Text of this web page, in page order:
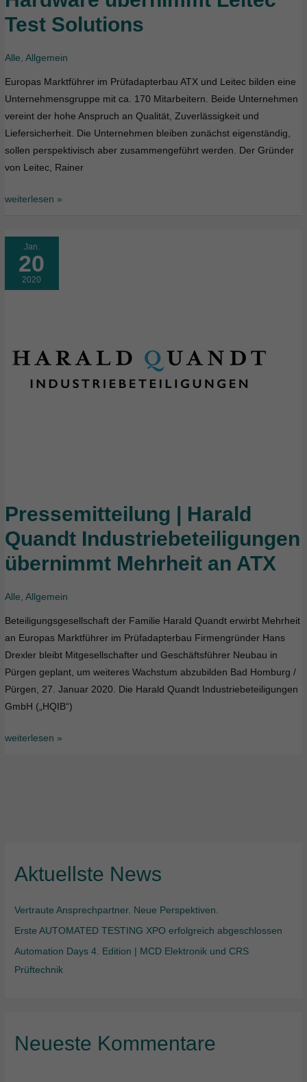
Test Solutions
Alle ,Allgemein
Europas Marktführer im Prüfadapterbau ATX und Leitec bilden eine
Unternehmensgruppe mit ca. 170 Mitarbeitern. Beide Unternehmen
vereint der hohe Anspruch an Qualität, Zuverlässigkeit und
Liefersicherheit. Die Unternehmen bleiben zunächst eigenständig,
sollen perspektivisch aber zusammengeführt werden. Der Gründer
von Leitec, Rainer
ATX
Hardware
Leitec
Solutions
weiterlesen »
Jan.
20
2020
Pressemitteilung | Harald
Quandt Industriebeteiligungen
übernimmt Mehrheit an ATX
Alle ,Allgemein
Beteiligungsgesellschaft der Familie Harald Quandt erwirbt Mehrheit
an Europas Marktführer im Prüfadapterbau Firmengründer Hans
Drexler bleibt Mitgesellschafter und Geschäftsführer Neubau in
Pürgen geplant, um weiteres Wachstum abzubilden Bad Homburg /
Pürgen, 27. Januar 2020. Die Harald Quandt Industriebeteiligungen
GmbH („HQIB“)
Pressemitteilung
Harald
Quandt
übernimmt
weiterlesen »
Aktuellste News
Vertraute Ansprechpartner. Neue Perspektiven.
Erste AUTOMATED TESTING XPO erfolgreich abgeschlossen
Automation Days 4. Edition | MCD Elektronik und CRS
Prüftechnik
Neueste Kommentare